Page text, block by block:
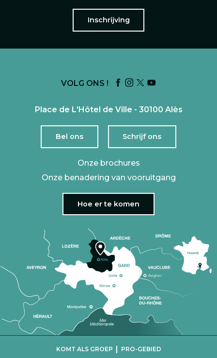
Inschrijving
VOLG ONS !
Place de L'Hôtel de Ville - 30100 Alès
Bel ons Schrijf ons
Onze brochures
Onze benadering van vooruitgang
Hoe er te komen
KOMT ALS GROEP | PRO-GEBIED